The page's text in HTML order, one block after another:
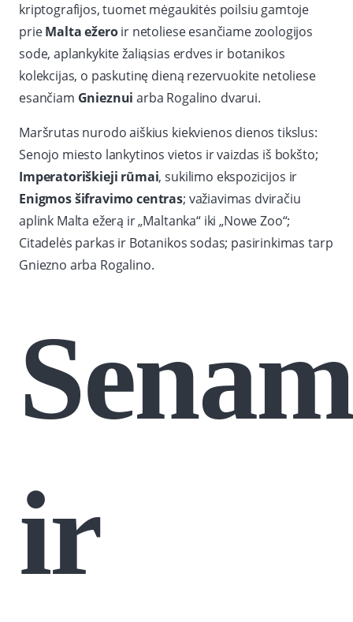
kriptografijos, tuomet mėgaukitės poilsiu gamtoje
prieMalta ežeroir netoliese esančiame zoologijos
sode, aplankykite žaliąsias erdves ir botanikos
kolekcijas, o paskutinę dieną rezervuokite netoliese
esančiam Gnieznui arba Rogalino dvarui.
Maršrutas nurodo aiškius kiekvienos dienos tikslus:
Senojo miesto lankytinos vietos ir vaizdas iš bokšto;
Imperatoriškieji rūmai, sukilimo ekspozicijos ir
Enigmos šifravimo centras; važiavimas dviračiu
aplink Malta ežerą ir „Maltanka“ iki „Nowe Zoo“;
Citadelės parkas ir Botanikos sodas; pasirinkimas tarp
Gniezno arba Rogalino.
ir